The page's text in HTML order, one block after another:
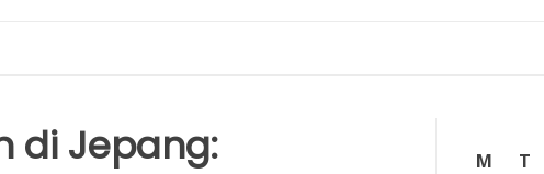
di Jepang:
M
T